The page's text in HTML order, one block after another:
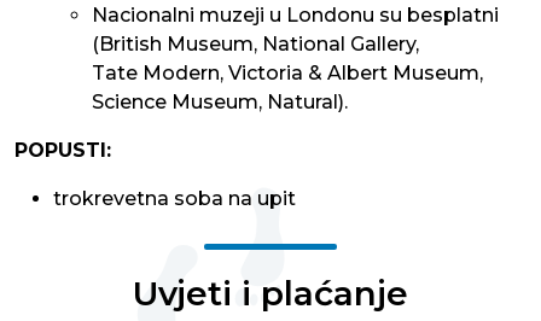
Nacionalni muzeji u Londonu su besplatni
(British Museum, National Gallery,
Tate Modern, Victoria & Albert Museum,
Science Museum, Natural).
POPUSTI:
trokrevetna soba na upit
Uvjeti i plaćanje